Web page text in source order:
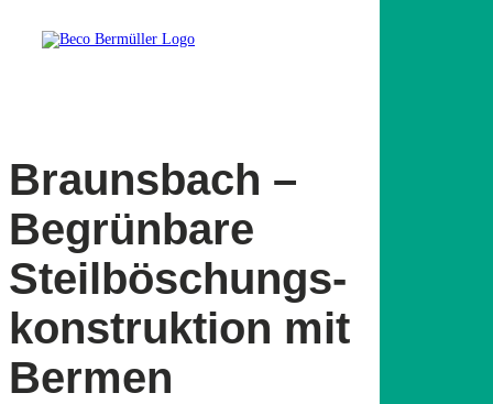
Braunsbach –
Begrünbare
Steilböschungs-
konstruktion mit
Bermen